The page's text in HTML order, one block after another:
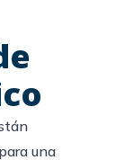
una